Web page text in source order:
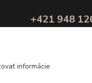
+421 948
informácie